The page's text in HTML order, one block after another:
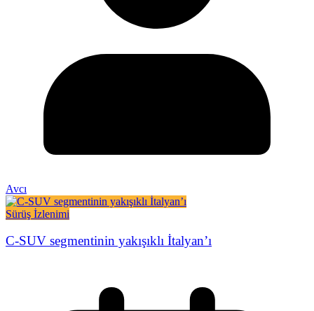
Avcı
Sürüş İzlenimi
C-SUV segmentinin yakışıklı İtalyan’ı